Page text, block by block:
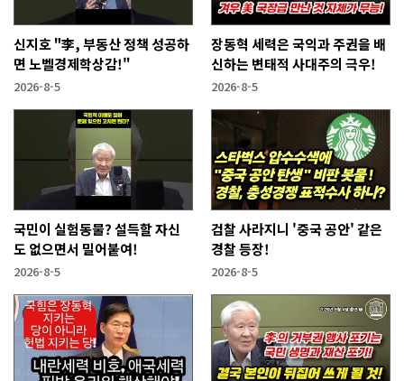
신지호 "李, 부동산 정책 성공하
면 노벨경제학상감!"
2026-8-5
장동혁 세력은 국익과 주권을 배
신하는 변태적 사대주의 극우!
2026-8-5
국민이 실험동물? 설득할 자신
도 없으면서 밀어붙여!
2026-8-5
검찰 사라지니 '중국 공안' 같은
경찰 등장!
2026-8-5